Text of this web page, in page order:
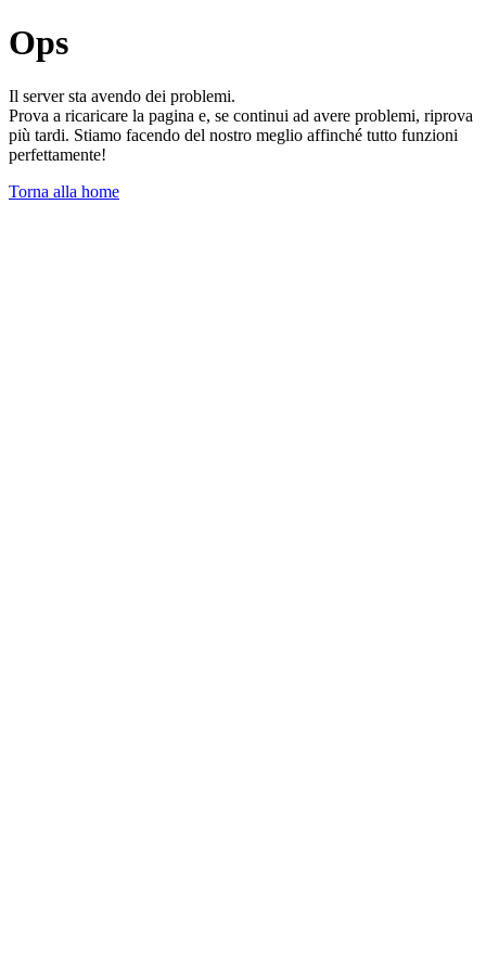
Ops
Il server sta avendo dei problemi.
Prova a ricaricare la pagina e, se continui ad avere problemi, riprova
più tardi. Stiamo facendo del nostro meglio affinché tutto funzioni
perfettamente!
Torna alla home